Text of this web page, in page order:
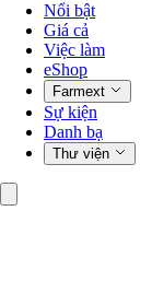
Nổi bật
Giá cả
Việc làm
eShop
Farmext
Sự kiện
Danh bạ
Thư viện